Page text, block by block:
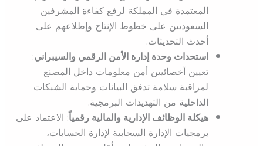
المعتمدة في المملكة لرفع كفاءة المشرفين
السعوديين على خطوط الإنتاج وإطلاعهم على
أحدث التحديثات.
استحداث وحدة إدارة الأمن الرقمي والسيبراني:
تعيين أخصائيين أمن معلومات داخل المصنع
لمراقبة سلامة تدفق البيانات وحماية الشبكات
الداخلية من التهديدات البرمجية.
هيكلة الوظائف الإدارية والمالية رقمياً: الاعتماد على
برمجيات الإدارة السحابية لإدارة الحسابات،